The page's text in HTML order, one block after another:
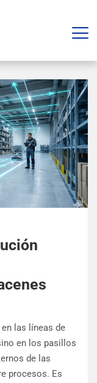
las líneas de
en los pasillos
de las
procesos. Es